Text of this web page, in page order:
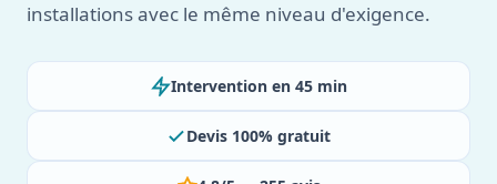
installations avec le même niveau d'exigence.
Intervention en 45 min
Devis 100% gratuit